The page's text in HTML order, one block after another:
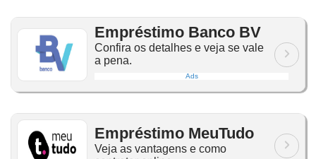
Empréstimo Banco BV
Confira os detalhes e veja se vale
a pena.
Ads
Empréstimo MeuTudo
Veja as vantagens e como